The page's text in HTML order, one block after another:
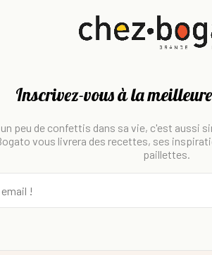
Inscrivez-vous à la
peu de confettis dans sa vie, c'est aussi
vous livrera des recettes, ses
paillettes.